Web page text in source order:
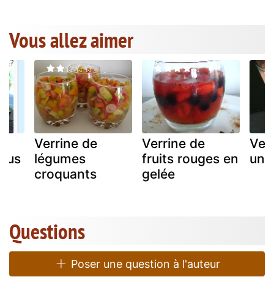
Vous allez aimer
Verrine de
légumes
croquants
Verrine de
fruits rouges en
gelée
Questions
Poser une question à l'auteur